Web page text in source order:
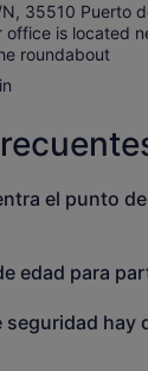
35510 Puerto
office is located
roundabout
el punto
edad para
seguridad hay